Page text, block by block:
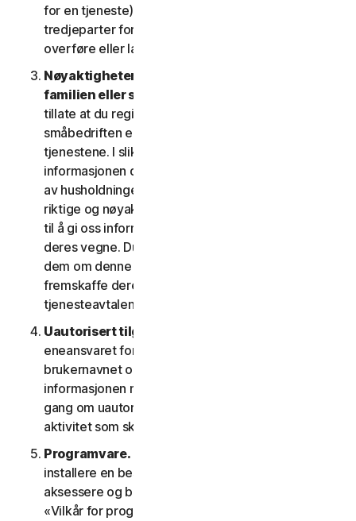
for en tjeneste) og kan ikke brukes av andre
tredjeparter for noe formål. Du skal ikke selge,
overføre eller la andre bruke din brukerinformasjon.
Nøyaktigheten til informasjonen din (inkludert
familien eller småbedriften)
tillate at du registrerer familiemedlemmer, ansatte i
småbedriften eller enhetene deres for bruk av
tjenestene. I slike tilfeller samtykker du til at
informasjonen du gir oss om deg selv, medlemmer
av husholdningen eller ansatte i småbedriften er
riktige og nøyaktige og at du er behørig autorisert
til å gi oss informasjonen og overvåke kontoene på
deres vegne. Du samtykker også til å informere
dem om denne lisens- og tjenesteavtalen og
fremskaffe deres samtykke til denne lisens- og
tjenesteavtalen.
Uautorisert tilgang til kontoen din
eneansvaret for å sørge for at du holder
brukernavnet og passordet sikre. Ikke del denne
informasjonen med andre, og informer oss med en
gang om uautorisert bruk. Du er ansvarlig for all
aktivitet som skjer på kontoen din.
Programvare.
installere en bestemt programvare på enheten for å
aksessere og bruke visse tjenester. Se klausul 3 –
«Vilkår for programvarelisens» i LSA for vilkårene